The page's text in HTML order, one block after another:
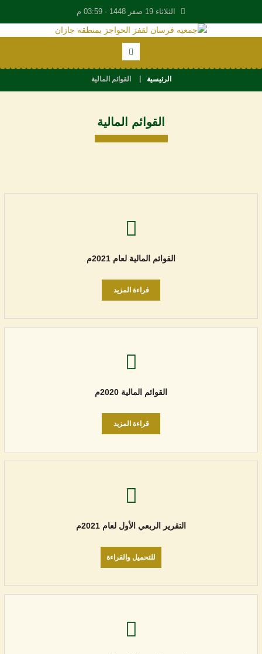
الثلاثاء 19 صفر 1448 - 03:59 م
الرئيسية القوائم المالية
القوائم المالية
القوائم المالية لعام 2021م
قراءة المزيد
القوائم المالية 2020م
قراءة المزيد
التقرير الربعي الأول لعام 2021م
للتحميل والقراءة